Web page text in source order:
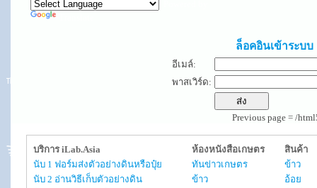
ล็อคอินเข้าระบบ
อีเมล์:
พาสเวิร์ด:
Previous page = /
บริการ iLab.Asia
นับ 1 ฟอร์มส่งตัวอย่างดินหรือปุ๋ย
นับ 2 อ่านวิธีเก็บตัวอย่างดิน
ห้องหนังสือเกษตร
ทันข่าวเกษตร
ข้าว
สินค้า
ข้าว
อ้อย